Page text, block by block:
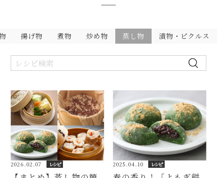
揚げ物 煮物 炒め物 蒸し物 漬物・ピクルス
2026.02.07 レシピ 2025.04.10 レシピ